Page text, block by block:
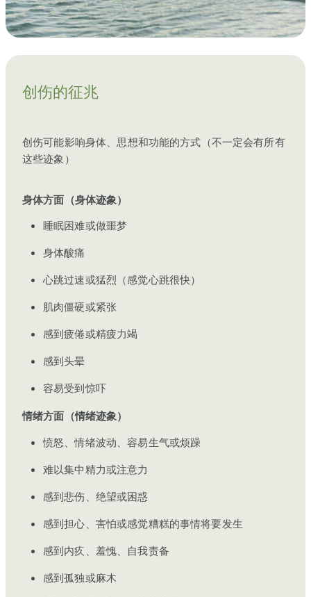
创伤的征兆
创伤可能影响身体、思想和功能的方式（不一定会有所有
这些迹象）
身体方面（身体迹象）
睡眠困难或做噩梦
身体酸痛
心跳过速或猛烈（感觉心跳很快）
肌肉僵硬或紧张
感到疲倦或精疲力竭
感到头晕
容易受到惊吓
情绪方面（情绪迹象）
愤怒、情绪波动、容易生气或烦躁
难以集中精力或注意力
感到悲伤、绝望或困惑
感到担心、害怕或感觉糟糕的事情将要发生
感到内疚、羞愧、自我责备
感到孤独或麻木